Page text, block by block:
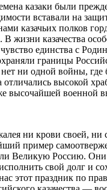
казаки были
вставали на
казачьих полков
жизни казачества
единства с
границы
ни одной войны, где
отличались высокой
высочайшей военной
ни крови своей, ни
пример
Великую Россию. Они
свой долг и
этот праздник по